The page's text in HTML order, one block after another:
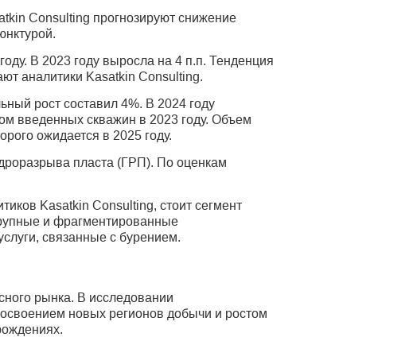
Consulting прогнозируют снижение
В 2023 году выросла на 4 п.п. Тенденция
аналитики Kasatkin Consulting.
рост составил 4%. В 2024 году
введенных скважин в 2023 году. Объем
ожидается в 2025 году.
пласта (ГРП). По оценкам
Kasatkin Consulting, стоит сегмент
и фрагментированные
связанные с бурением.
рынка. В исследовании
новых регионов добычи и ростом